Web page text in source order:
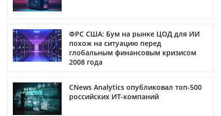
ФРС США: Бум на рынке ЦОД для ИИ
похож на ситуацию перед
глобальным финансовым кризисом
2008 года
CNews Analytics опубликовал топ-500
российских ИТ-компаний